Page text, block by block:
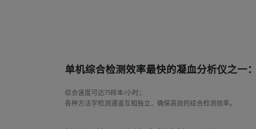
单机综合检测效率最快的凝血分析仪之一：
综合速度可达75样本/小时；
各种方法学检测通道互相独立，确保高效的综合检测效率。